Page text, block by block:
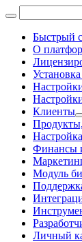
Быстрый
О
Клиенты
Финансы
Модуль
Личный